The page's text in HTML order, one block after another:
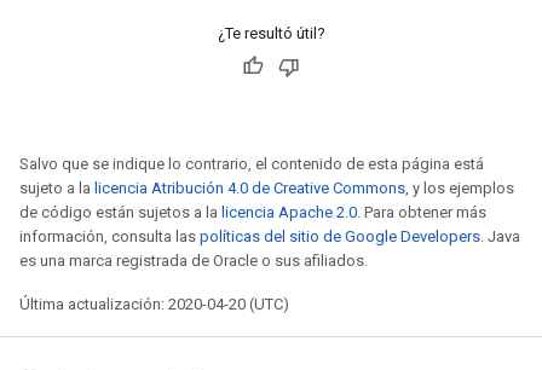
¿Te resultó útil?
Salvo que se indique lo contrario, el contenido de esta página está
sujeto a la licencia Atribución 4.0 de Creative Commons, y los ejemplos
de código están sujetos a la licencia Apache 2.0. Para obtener más
información, consulta las políticas del sitio de Google Developers. Java
es una marca registrada de Oracle o sus afiliados.
Última actualización: 2020-04-20 (UTC)